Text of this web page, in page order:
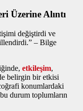
Üzerine Alıntı
değiştirdi ve
– Bilge
etkileşim,
belirgin bir etkisi
konumlardaki
durum toplumların